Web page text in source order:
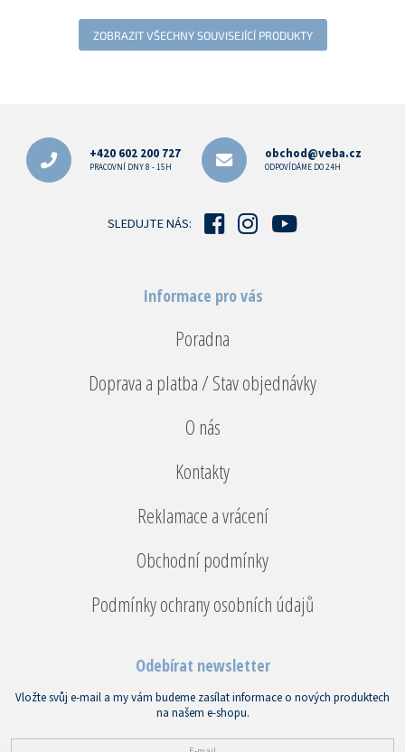
ZOBRAZIT VŠECHNY SOUVISEJÍCÍ PRODUKTY
+420 602 200 727
PRACOVNÍ DNY 8 - 15H
obchod@veba.cz
ODPOVÍDÁME DO 24H
SLEDUJTE NÁS:
Informace pro vás
Poradna
Doprava a platba / Stav objednávky
O nás
Kontakty
Reklamace a vrácení
Obchodní podmínky
Podmínky ochrany osobních údajů
Odebírat newsletter
Vložte svůj e-mail a my vám budeme zasílat informace o nových produktech
na našem e-shopu.